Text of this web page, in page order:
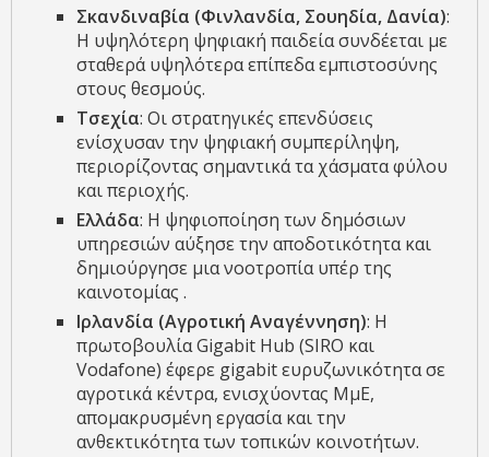
Σκανδιναβία (Φινλανδία, Σουηδία, Δανία):
Η υψηλότερη ψηφιακή παιδεία συνδέεται με
σταθερά υψηλότερα επίπεδα εμπιστοσύνης
στους θεσμούς.
Τσεχία: Οι στρατηγικές επενδύσεις
ενίσχυσαν την ψηφιακή συμπερίληψη,
περιορίζοντας σημαντικά τα χάσματα φύλου
και περιοχής.
Ελλάδα: Η ψηφιοποίηση των δημόσιων
υπηρεσιών αύξησε την αποδοτικότητα και
δημιούργησε μια νοοτροπία υπέρ της
καινοτομίας .
Ιρλανδία (Αγροτική Αναγέννηση): Η
πρωτοβουλία Gigabit Hub (SIRO και
Vodafone) έφερε gigabit ευρυζωνικότητα σε
αγροτικά κέντρα, ενισχύοντας ΜμΕ,
απομακρυσμένη εργασία και την
ανθεκτικότητα των τοπικών κοινοτήτων.